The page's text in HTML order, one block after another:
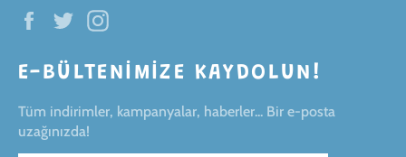
Facebook
Twitter
E-BÜLTENIMIZE KAYDOLUN!
Tüm indirimler, kampanyalar, haberler... Bir e-posta
uzağınızda!